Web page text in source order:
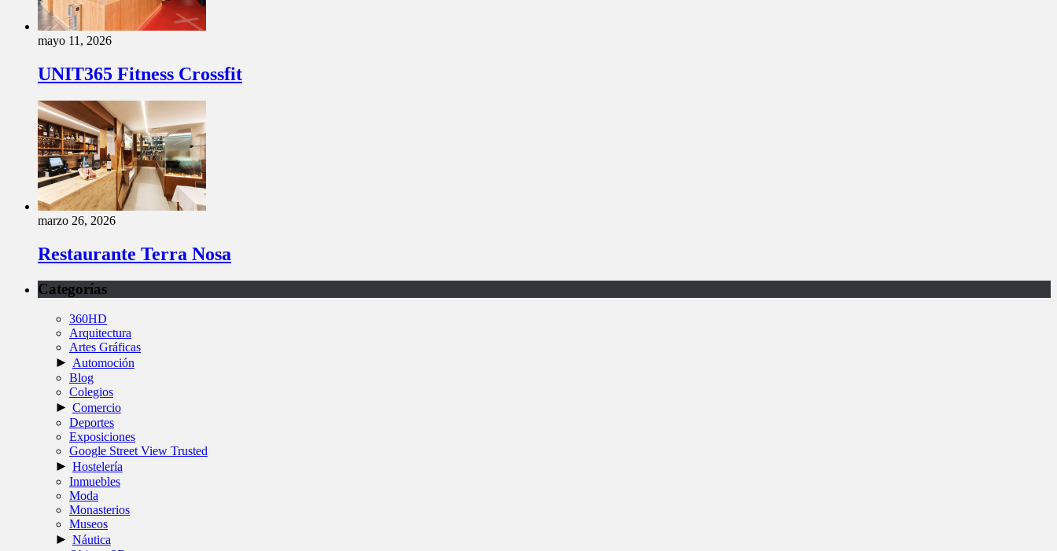
mayo 11, 2026
UNIT365 Fitness Crossfit
marzo 26, 2026
Restaurante Terra Nosa
Categorías
360HD
Arquitectura
Artes Gráficas
► Automoción
Blog
Colegios
► Comercio
Deportes
Exposiciones
Google Street View Trusted
► Hostelería
Inmuebles
Moda
Monasterios
Museos
► Náutica